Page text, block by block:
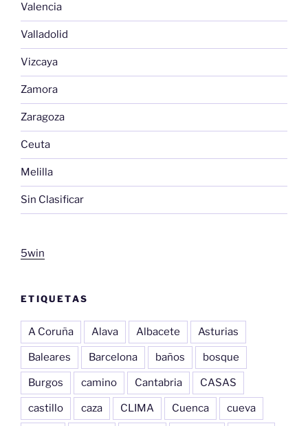
Valencia
Valladolid
Vizcaya
Zamora
Zaragoza
Ceuta
Melilla
Sin Clasificar
5win
ETIQUETAS
A Coruña Alava Albacete Asturias
Baleares Barcelona baños bosque
Burgos camino Cantabria CASAS
castillo caza CLIMA Cuenca cueva